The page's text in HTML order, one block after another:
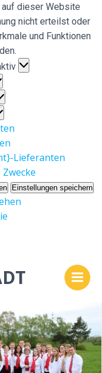
dieser Website
nicht erteilst oder
und Funktionen
Lieferanten
Einstellungen speichern